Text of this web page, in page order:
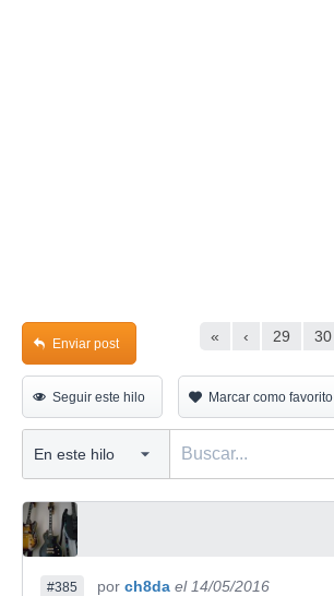
« ‹ 29 30
Enviar post
Seguir este hilo Marcar como favorito
#385 por ch8da el 14/05/2016